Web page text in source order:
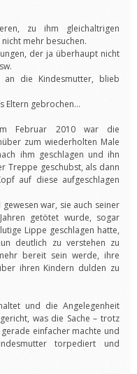
zu ihm gleichaltrigen
mehr besuchen.
der ja überhaupt nicht
die Kindesmutter, blieb
Eltern gebrochen…
Februar 2010 war die
zum wiederholten Male
ihm geschlagen und ihn
Treppe geschubst, als dann
auf diese aufgeschlagen
war, sie auch seiner
getötet wurde, sogar
Lippe geschlagen hatte,
deutlich zu verstehen zu
bereit sein werde, ihre
ihren Kindern dulden zu
und die Angelegenheit
was die Sache – trotz
einfacher machte und
torpediert und